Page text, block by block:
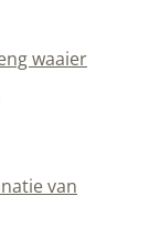
waaier
van